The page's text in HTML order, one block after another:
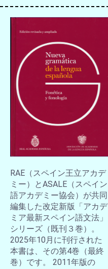
RAE（スペイン王立アカデ
ミー）とASALE（スペイン
語アカデミー協会）が共同
編集した改定新版「アカデ
ミア最新スペイン語文法」
シリーズ（既刊３巻）。
2025年10月に刊行された
本書は、その第4巻（最終
巻）です。 2011年版の